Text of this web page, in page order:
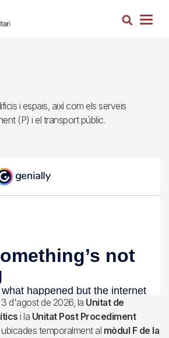
Cerca
i espais, així com els serveis
(P) i el transport públic.
d'agost de 2026, la Unitat de
i la Unitat Post Procediment
temporalment al mòdul F de la